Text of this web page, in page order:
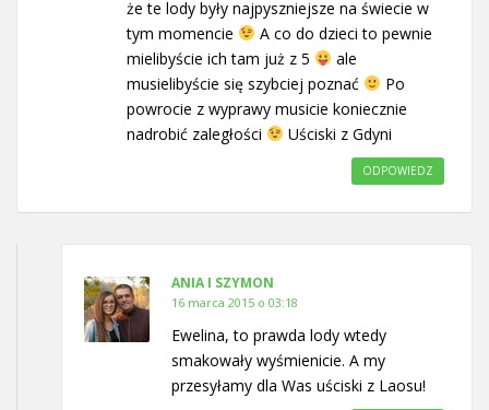
że te lody były najpyszniejsze na świecie w
tym momencie
A co do dzieci to pewnie
mielibyście ich tam już z 5
ale
musielibyście się szybciej poznać
Po
powrocie z wyprawy musicie koniecznie
nadrobić zaległości
Uściski z Gdyni
ODPOWIEDZ
ANIA I SZYMON
16 marca 2015 o 03:18
Ewelina, to prawda lody wtedy
smakowały wyśmienicie. A my
przesyłamy dla Was uściski z Laosu!